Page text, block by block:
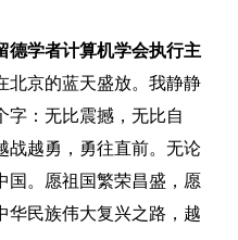
德学者计算机学会执行主
北京的蓝天盛放。我静静
字：无比震撼，无比自
战越勇，勇往直前。无论
国。愿祖国繁荣昌盛，愿
华民族伟大复兴之路，越